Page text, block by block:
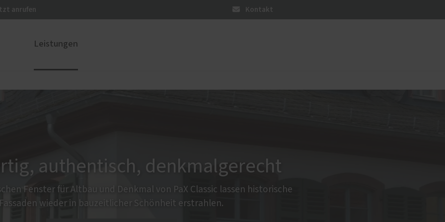
anrufen Kontakt
Leistungen
PaX Balkon- & Terrassentüren Sonnen- und Insektenschutz
Insektenschutz von PaX
authentisch, denkmalgerecht
Fenster für Altbau und Denkmal von PaX Classic lassen historische
Fassaden wieder in bauzeitlicher Schönheit erstrahlen.